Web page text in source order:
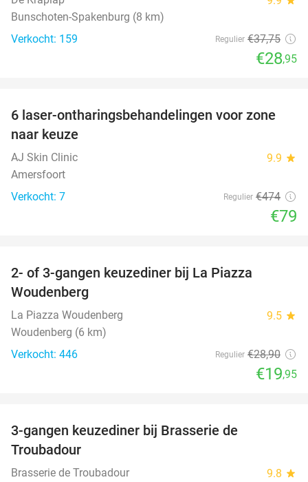
Bunschoten-Spakenburg (8 km)
Verkocht: 159
Regulier €37,75
€28,95
83%
6 laser-ontharingsbehandelingen voor zone
naar keuze
AJ Skin Clinic 9.9 star
Amersfoort
Verkocht: 7
Regulier €474
€79
2- of 3-gangen keuzediner bij La Piazza
Woudenberg
La Piazza Woudenberg 9.5 star
Woudenberg (6 km)
Verkocht: 446
Regulier €28,90
€19,95
3-gangen keuzediner bij Brasserie de
Troubadour
Brasserie de Troubadour 9.8 star